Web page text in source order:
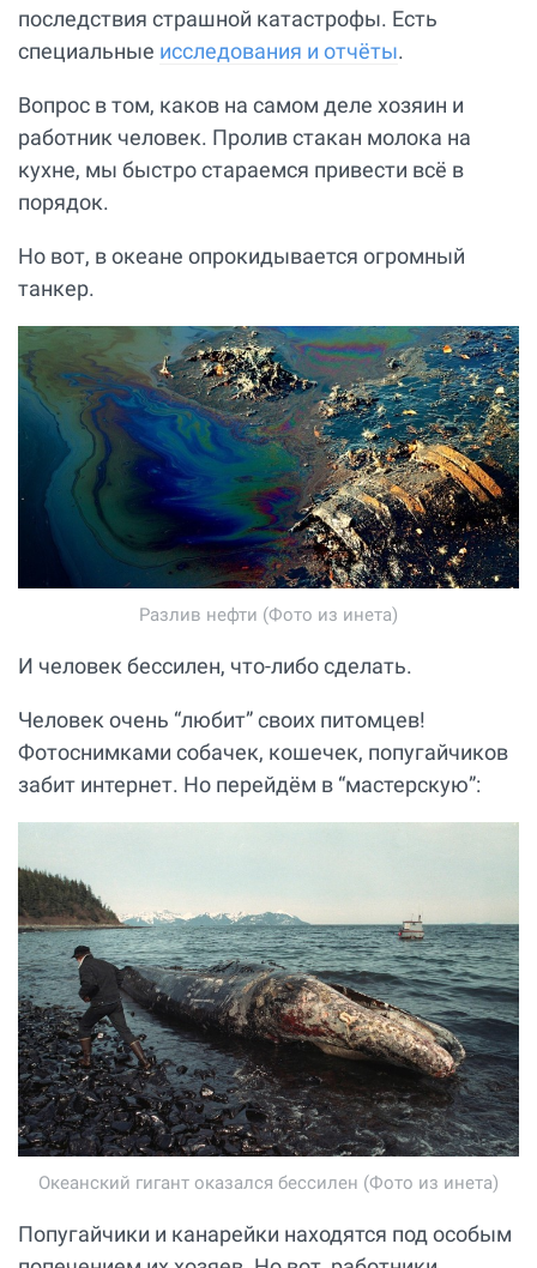
последствия страшной катастрофы. Есть
специальные исследования и отчёты.
Вопрос в том, каков на самом деле хозяин и
работник человек. Пролив стакан молока на
кухне, мы быстро стараемся привести всё в
порядок.
Но вот, в океане опрокидывается огромный
танкер.
Разлив нефти (Фото из инета)
И человек бессилен, что-либо сделать.
Человек очень “любит” своих питомцев!
Фотоснимками собачек, кошечек, попугайчиков
забит интернет. Но перейдём в “мастерскую”:
Океанский гигант оказался бессилен (Фото из инета)
Попугайчики и канарейки находятся под особым